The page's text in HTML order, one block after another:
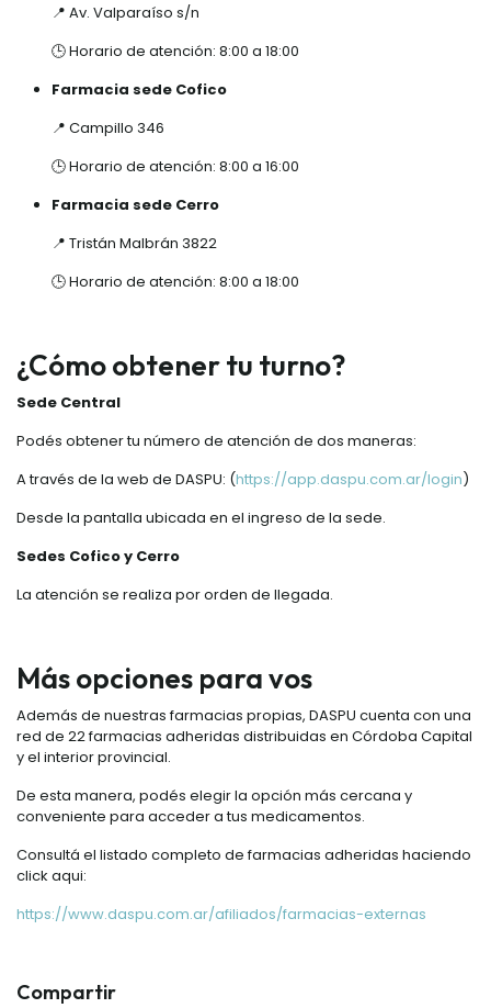
📍 Av. Valparaíso s/n
🕒 Horario de atención: 8:00 a 18:00
Farmacia sede Cofico
📍 Campillo 346
🕒 Horario de atención: 8:00 a 16:00
Farmacia sede Cerro
📍 Tristán Malbrán 3822
🕒 Horario de atención: 8:00 a 18:00
¿Cómo obtener tu turno?
Sede Central
Podés obtener tu número de atención de dos maneras:
A través de la web de DASPU: (https://app.daspu.com.ar/login)
Desde la pantalla ubicada en el ingreso de la sede.
Sedes Cofico y Cerro
La atención se realiza por orden de llegada.
Más opciones para vos
Además de nuestras farmacias propias, DASPU cuenta con una
red de 22 farmacias adheridas distribuidas en Córdoba Capital
y el interior provincial.
De esta manera, podés elegir la opción más cercana y
conveniente para acceder a tus medicamentos.
Consultá el listado completo de farmacias adheridas haciendo
click aqui:
https://www.daspu.com.ar/afiliados/farmacias-externas
Compartir